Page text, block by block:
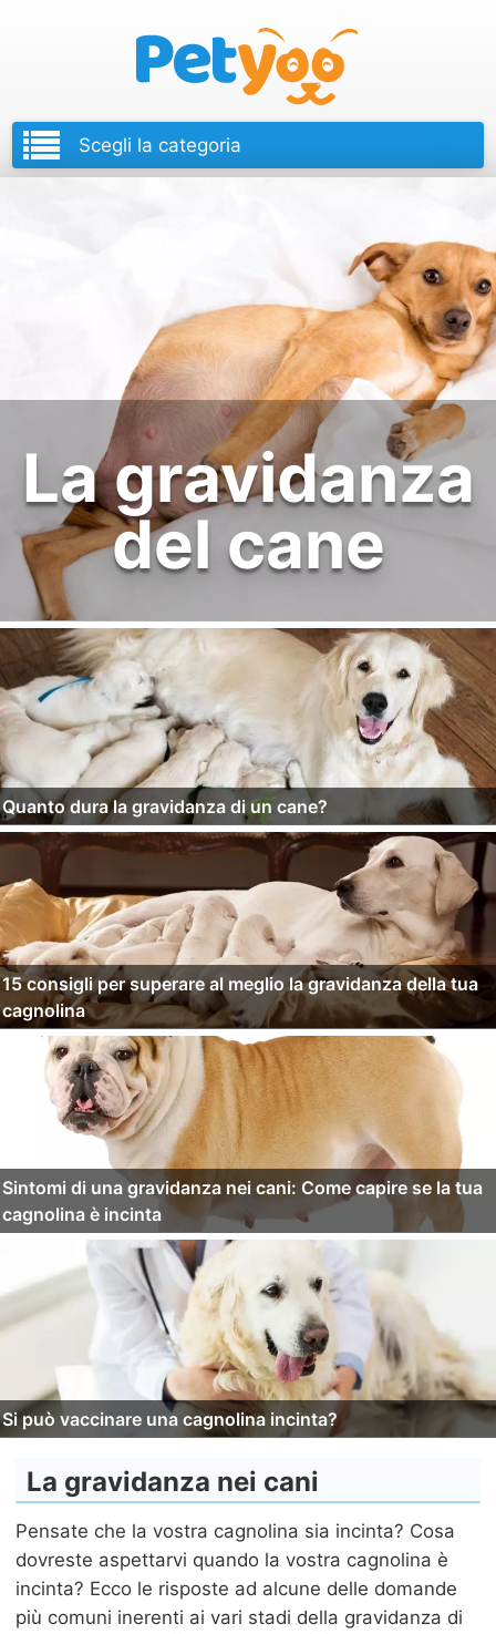
La gravidanza
del cane
Quanto dura la gravidanza di un cane?
15 consigli per superare al meglio la gravidanza della tua
cagnolina
Sintomi di una gravidanza nei cani: Come capire se la tua
cagnolina è incinta
Si può vaccinare una cagnolina incinta?
La gravidanza nei cani
Pensate che la vostra cagnolina sia incinta? Cosa
dovreste aspettarvi quando la vostra cagnolina è
incinta? Ecco le risposte ad alcune delle domande
più comuni inerenti ai vari stadi della gravidanza di